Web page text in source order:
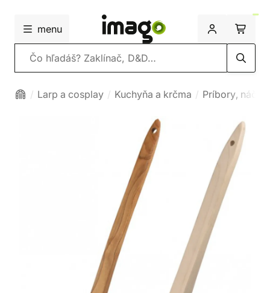
menu
Vyhľadávanie
Larp a cosplay Kuchyňa a krčma Príbory,